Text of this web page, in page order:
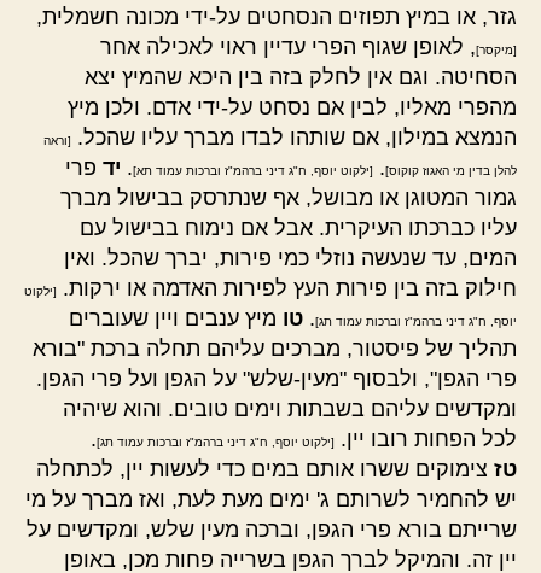
גזר, או במיץ תפוזים הנסחטים על-ידי מכונה חשמלית,
[מיקסר], לאופן שגוף הפרי עדיין ראוי לאכילה אחר
הסחיטה. וגם אין לחלק בזה בין היכא שהמיץ יצא
מהפרי מאליו, לבין אם נסחט על-ידי אדם. ולכן מיץ
הנמצא במילון, אם שותהו לבדו מברך עליו שהכל.
[וראה
להלן בדין מי האגוז קוקוס]. [ילקוט יוסף, ח"ג דיני ברהמ"ז וברכות עמוד תא]. יד פרי
גמור המטוגן או מבושל, אף שנתרסק בבישול מברך
עליו כברכתו העיקרית. אבל אם נימוח בבישול עם
המים, עד שנעשה נוזלי כמי פירות, יברך שהכל. ואין
חילוק בזה בין פירות העץ לפירות האדמה או ירקות.
[ילקוט
יוסף, ח"ג דיני ברהמ"ז וברכות עמוד תג]. טו מיץ ענבים ויין שעוברים
תהליך של פיסטור, מברכים עליהם תחלה ברכת "בורא
פרי הגפן", ולבסוף "מעין-שלש" על הגפן ועל פרי הגפן.
ומקדשים עליהם בשבתות וימים טובים. והוא שיהיה
לכל הפחות רובו יין.
[ילקוט יוסף, ח"ג דיני ברהמ"ז וברכות עמוד תג].
טז צימוקים ששרו אותם במים כדי לעשות יין, לכתחלה
יש להחמיר לשרותם ג' ימים מעת לעת, ואז מברך על מי
שרייתם בורא פרי הגפן, וברכה מעין שלש, ומקדשים על
יין זה. והמיקל לברך הגפן בשרייה פחות מכן, באופן